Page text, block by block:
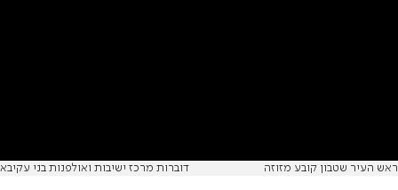
ראש העיר שטבון קובע מזוזה דוברות מרכז ישיבות ואולפנות בני עקיבא